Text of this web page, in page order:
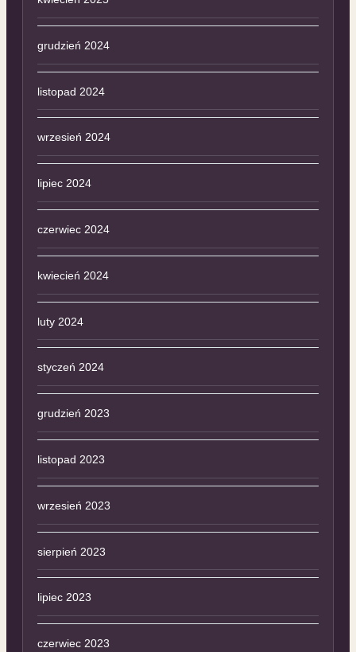
grudzień 2024
listopad 2024
wrzesień 2024
lipiec 2024
czerwiec 2024
kwiecień 2024
luty 2024
styczeń 2024
grudzień 2023
listopad 2023
wrzesień 2023
sierpień 2023
lipiec 2023
czerwiec 2023